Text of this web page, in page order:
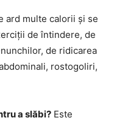
ard multe calorii și se
de întindere, de
de ridicarea
rostogoliri,
a slăbi? Este